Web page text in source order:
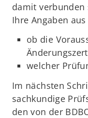
damit verbunden
Ihre Angaben
ob die
welcher
Im nächsten
sachkundige
den von der